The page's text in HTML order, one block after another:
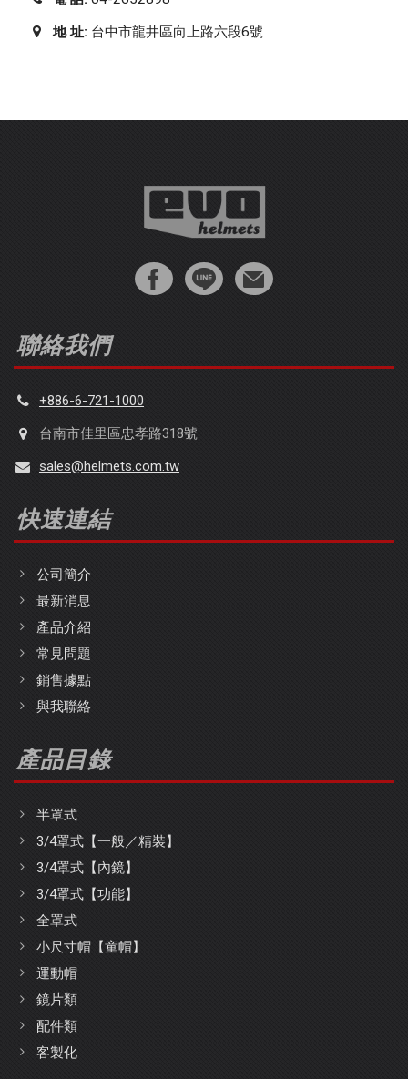
地 址: 台中市龍井區向上路六段6號
聯絡我們
+886-6-721-1000
台南市佳里區忠孝路318號
sales@helmets.com.tw
快速連結
公司簡介
最新消息
產品介紹
常見問題
銷售據點
與我聯絡
產品目錄
半罩式
3/4罩式【一般／精裝】
3/4罩式【內鏡】
3/4罩式【功能】
全罩式
小尺寸帽【童帽】
運動帽
鏡片類
配件類
客製化